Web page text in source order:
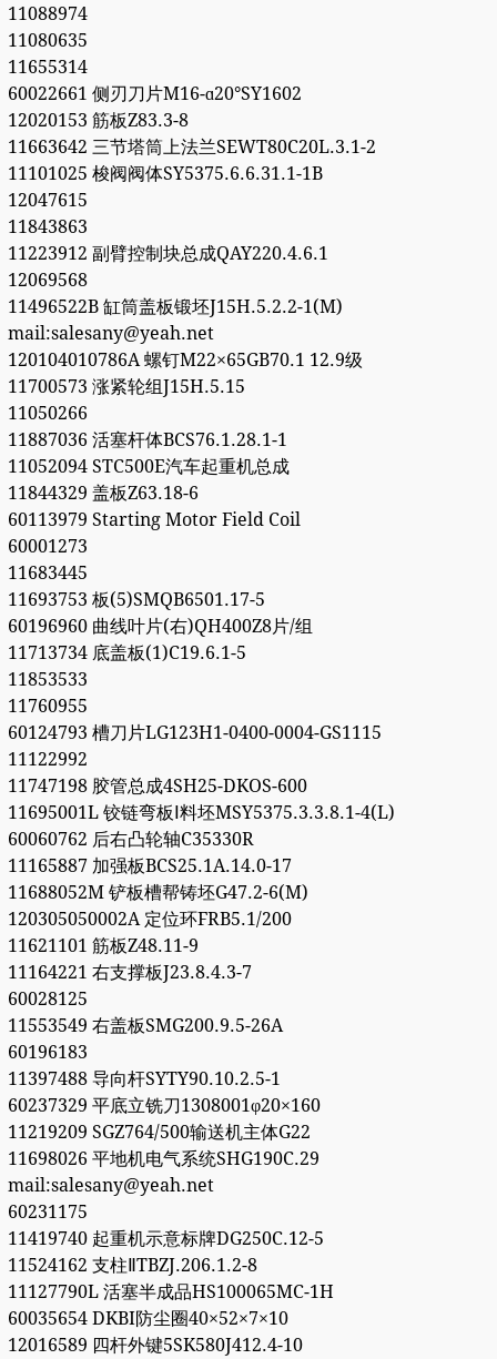
11088974
11080635
11655314
60022661 侧刃刀片M16-ɑ20°SY1602
12020153 筋板Z83.3-8
11663642 三节塔筒上法兰SEWT80C20L.3.1-2
11101025 梭阀阀体SY5375.6.6.31.1-1B
12047615
11843863
11223912 副臂控制块总成QAY220.4.6.1
12069568
11496522B 缸筒盖板锻坯J15H.5.2.2-1(M)
mail:salesany@yeah.net
120104010786A 螺钉M22×65GB70.1 12.9级
11700573 涨紧轮组J15H.5.15
11050266
11887036 活塞杆体BCS76.1.28.1-1
11052094 STC500E汽车起重机总成
11844329 盖板Z63.18-6
60113979 Starting Motor Field Coil
60001273
11683445
11693753 板(5)SMQB6501.17-5
60196960 曲线叶片(右)QH400Z8片/组
11713734 底盖板(1)C19.6.1-5
11853533
11760955
60124793 槽刀片LG123H1-0400-0004-GS1115
11122992
11747198 胶管总成4SH25-DKOS-600
11695001L 铰链弯板Ⅰ料坯MSY5375.3.3.8.1-4(L)
60060762 后右凸轮轴C35330R
11165887 加强板BCS25.1A.14.0-17
11688052M 铲板槽帮铸坯G47.2-6(M)
120305050002A 定位环FRB5.1/200
11621101 筋板Z48.11-9
11164221 右支撑板J23.8.4.3-7
60028125
11553549 右盖板SMG200.9.5-26A
60196183
11397488 导向杆SYTY90.10.2.5-1
60237329 平底立铣刀1308001φ20×160
11219209 SGZ764/500输送机主体G22
11698026 平地机电气系统SHG190C.29
mail:salesany@yeah.net
60231175
11419740 起重机示意标牌DG250C.12-5
11524162 支柱ⅡTBZJ.206.1.2-8
11127790L 活塞半成品HS100065MC-1H
60035654 DKBI防尘圈40×52×7×10
12016589 四杆外键5SK580J412.4-10